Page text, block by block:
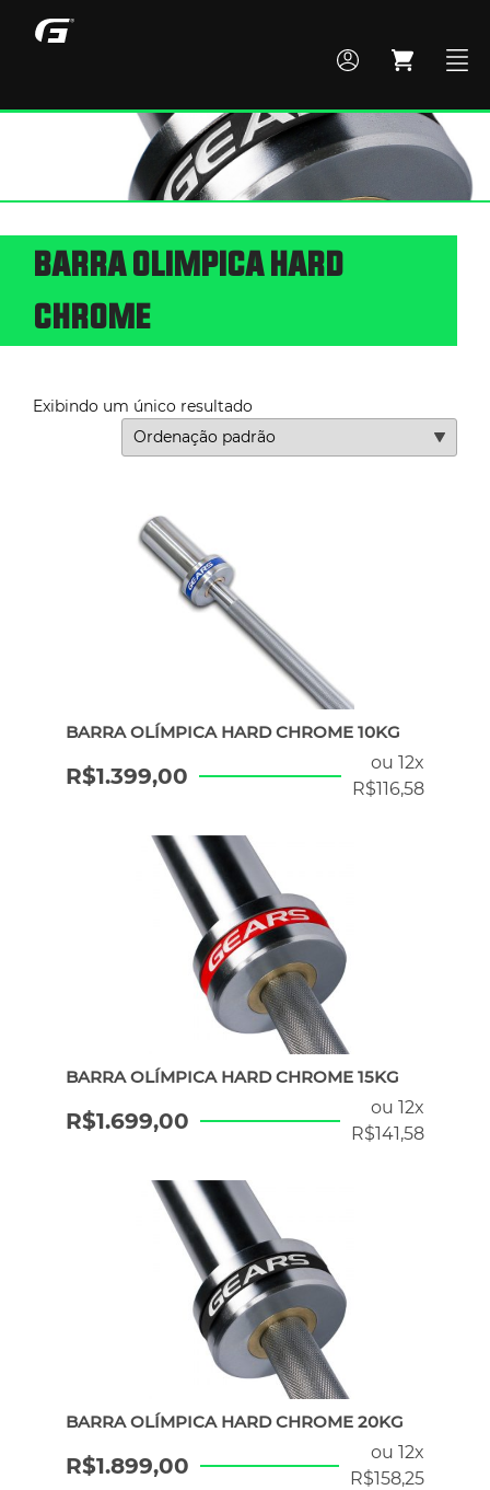
MONTE SEU BOX
TODOS OS PRODUTOS
ACADEMIA
CROSS TRAINING
ERGÔMETROS
ATENDIMENTO POR WHATSAPP
BARRA OLIMPICA HARD
CHROME
Exibindo um único resultado
BARRA OLÍMPICA HARD CHROME 10KG
ou 12x
R$116,58
R$1.399,00
BARRA OLÍMPICA HARD CHROME 15KG
ou 12x
R$141,58
R$1.699,00
BARRA OLÍMPICA HARD CHROME 20KG
ou 12x
R$158,25
R$1.899,00